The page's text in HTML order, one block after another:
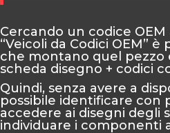
Cercando un codice
“Veicoli da Codici OEM”
che montano quel pezzo
scheda disegno + codici
Quindi, senza avere a
possibile identificare con
accedere ai disegni degli
individuare i componenti